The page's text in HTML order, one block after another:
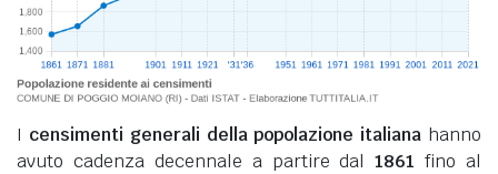
I censimenti generali della popolazione italiana hanno
avuto cadenza decennale a partire dal1861 fino al